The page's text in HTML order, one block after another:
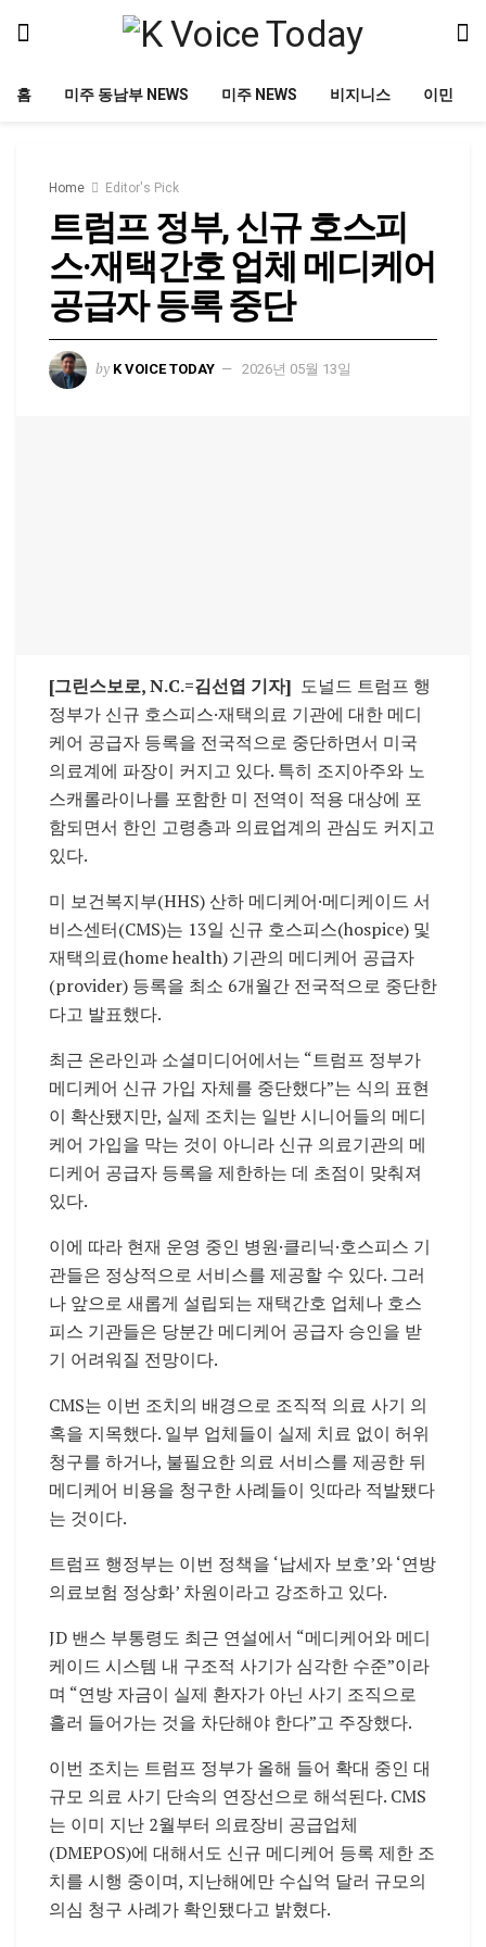
홈 미주 동남부 NEWS 미주 NEWS 비지니스 이민
Home Editor's Pick
트럼프 정부, 신규 호스피
스·재택간호 업체 메디케어
공급자 등록 중단
by K VOICE TODAY 2026년 05월 13일
[그린스보로, N.C.=김선엽 기자] 도널드 트럼프 행
정부가 신규 호스피스·재택의료 기관에 대한 메디
케어 공급자 등록을 전국적으로 중단하면서 미국
의료계에 파장이 커지고 있다. 특히 조지아주와 노
스캐롤라이나를 포함한 미 전역이 적용 대상에 포
함되면서 한인 고령층과 의료업계의 관심도 커지고
있다.
미 보건복지부(HHS) 산하 메디케어·메디케이드 서
비스센터(CMS)는 13일 신규 호스피스(hospice) 및
재택의료(home health) 기관의 메디케어 공급자
(provider) 등록을 최소 6개월간 전국적으로 중단한
다고 발표했다.
최근 온라인과 소셜미디어에서는 “트럼프 정부가
메디케어 신규 가입 자체를 중단했다”는 식의 표현
이 확산됐지만, 실제 조치는 일반 시니어들의 메디
케어 가입을 막는 것이 아니라 신규 의료기관의 메
디케어 공급자 등록을 제한하는 데 초점이 맞춰져
있다.
이에 따라 현재 운영 중인 병원·클리닉·호스피스 기
관들은 정상적으로 서비스를 제공할 수 있다. 그러
나 앞으로 새롭게 설립되는 재택간호 업체나 호스
피스 기관들은 당분간 메디케어 공급자 승인을 받
기 어려워질 전망이다.
CMS는 이번 조치의 배경으로 조직적 의료 사기 의
혹을 지목했다. 일부 업체들이 실제 치료 없이 허위
청구를 하거나, 불필요한 의료 서비스를 제공한 뒤
메디케어 비용을 청구한 사례들이 잇따라 적발됐다
는 것이다.
트럼프 행정부는 이번 정책을 ‘납세자 보호’와 ‘연방
의료보험 정상화’ 차원이라고 강조하고 있다.
JD 밴스 부통령도 최근 연설에서 “메디케어와 메디
케이드 시스템 내 구조적 사기가 심각한 수준”이라
며 “연방 자금이 실제 환자가 아닌 사기 조직으로
흘러 들어가는 것을 차단해야 한다”고 주장했다.
이번 조치는 트럼프 정부가 올해 들어 확대 중인 대
규모 의료 사기 단속의 연장선으로 해석된다. CMS
는 이미 지난 2월부터 의료장비 공급업체
(DMEPOS)에 대해서도 신규 메디케어 등록 제한 조
치를 시행 중이며, 지난해에만 수십억 달러 규모의
의심 청구 사례가 확인됐다고 밝혔다.